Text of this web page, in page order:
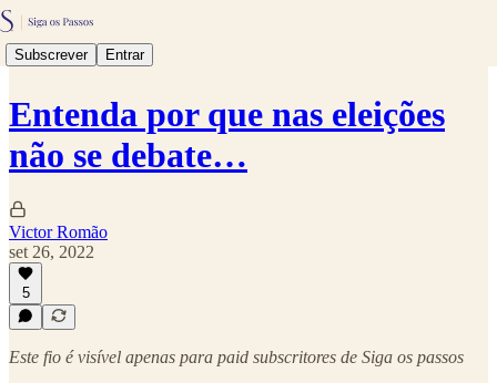
Subscrever Entrar
Entenda por que nas eleições
não se debate…
Victor Romão
set 26, 2022
5
Este fio é visível apenas para paid subscritores de Siga os passos